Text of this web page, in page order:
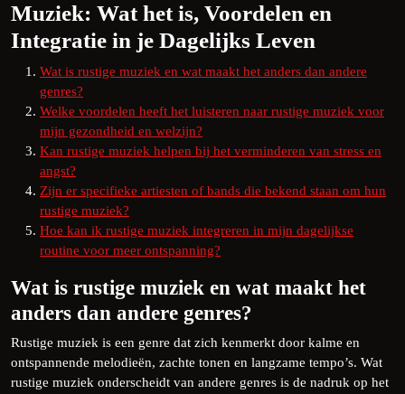
Muziek: Wat het is, Voordelen en
Integratie in je Dagelijks Leven
Wat is rustige muziek en wat maakt het anders dan andere
genres?
Welke voordelen heeft het luisteren naar rustige muziek voor
mijn gezondheid en welzijn?
Kan rustige muziek helpen bij het verminderen van stress en
angst?
Zijn er specifieke artiesten of bands die bekend staan om hun
rustige muziek?
Hoe kan ik rustige muziek integreren in mijn dagelijkse
routine voor meer ontspanning?
Wat is rustige muziek en wat maakt het
anders dan andere genres?
Rustige muziek is een genre dat zich kenmerkt door kalme en
ontspannende melodieën, zachte tonen en langzame tempo’s. Wat
rustige muziek onderscheidt van andere genres is de nadruk op het